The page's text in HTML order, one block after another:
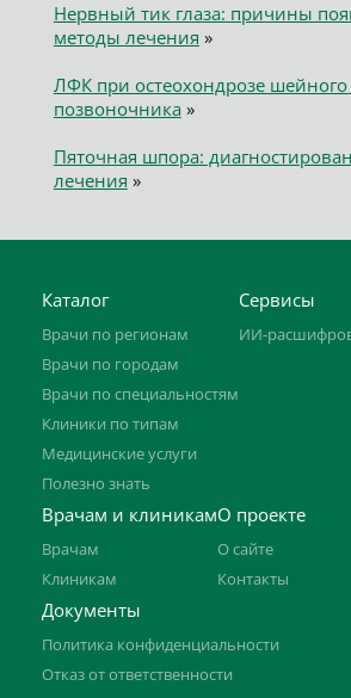
Нервный тик глаза: причины
методы лечения »
ЛФК при остеохондрозе шейного
позвоночника»
Пяточная шпора:
лечения »
Каталог
Врачи по регионам
Врачи по городам
Врачи по специальностям
Клиники по типам
Медицинские услуги
Полезно знать
Сервисы
ИИ-
Врачам и клиникам
Врачам
Клиникам
О проекте
О сайте
Контакты
Документы
Политика конфиденциальности
Отказ от ответственности